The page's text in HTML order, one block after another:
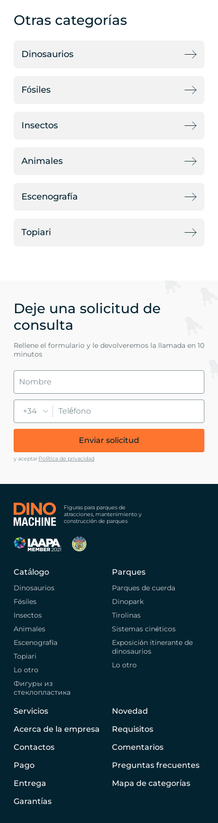
Otras categorías
Dinosaurios
Fósiles
Insectos
Animales
Escenografía
Topiari
Deje una solicitud de
consulta
Rellene el formulario y le devolveremos la llamada en 10
minutos
+34
Enviar solicitud
y aceptar Política de privacidad
Figuras para parques de
atracciones, mantenimiento y
construcción de parques
Catálogo
Dinosaurios
Fósiles
Insectos
Animales
Escenografía
Topiari
Lo otro
Фигуры из
стеклопластика
Parques
Parques de cuerda
Dinopark
Tirolinas
Sistemas cinéticos
Exposición itinerante de
dinosaurios
Lo otro
Servicios
Acerca de la empresa
Contactos
Pago
Entrega
Garantías
Novedad
Requisitos
Comentarios
Preguntas frecuentes
Mapa de categorías